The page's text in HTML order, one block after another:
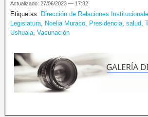
Actualizado: 27/06/2023 — 17:32
Etiquetas: Dirección de Relaciones
Legislatura, Noelia Muraco, Presidencia, salud,
Ushuaia, Vacunación